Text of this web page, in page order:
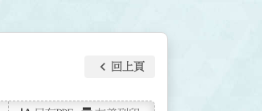
keyboard_arrow_left 回上頁